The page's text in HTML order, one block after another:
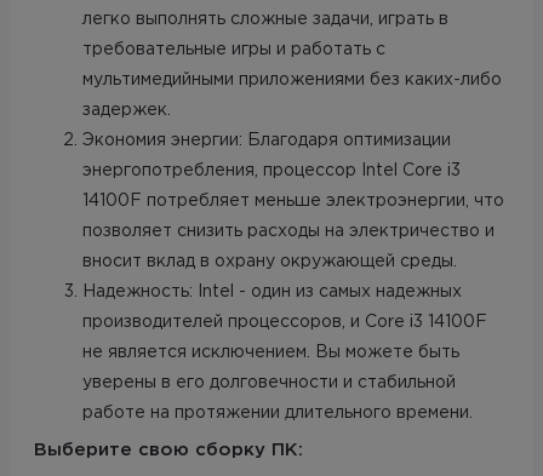
легко выполнять сложные задачи, играть в
требовательные игры и работать с
мультимедийными приложениями без каких-либо
задержек.
Экономия энергии: Благодаря оптимизации
энергопотребления, процессор Intel Core i3
14100F потребляет меньше электроэнергии, что
позволяет снизить расходы на электричество и
вносит вклад в охрану окружающей среды.
Надежность: Intel - один из самых надежных
производителей процессоров, и Core i3 14100F
не является исключением. Вы можете быть
уверены в его долговечности и стабильной
работе на протяжении длительного времени.
Выберите свою сборку ПК: